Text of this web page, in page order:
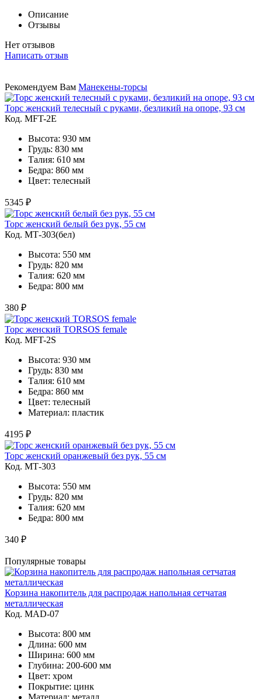
Описание
Отзывы
Нет отзывов
Написать отзыв
Рекомендуем Вам Манекены-торсы
Торс женский телесный с руками, безликий на опоре, 93 см
Код. MFT-2E
Высота: 930 мм
Грудь: 830 мм
Талия: 610 мм
Бедра: 860 мм
Цвет: телесный
5345 ₽
Торс женский белый без рук, 55 см
Код. MТ-303(бел)
Высота: 550 мм
Грудь: 820 мм
Талия: 620 мм
Бедра: 800 мм
380 ₽
Торс женский TORSOS female
Код. MFT-2S
Высота: 930 мм
Грудь: 830 мм
Талия: 610 мм
Бедра: 860 мм
Цвет: телесный
Материал: пластик
4195 ₽
Торс женский оранжевый без рук, 55 см
Код. MТ-303
Высота: 550 мм
Грудь: 820 мм
Талия: 620 мм
Бедра: 800 мм
340 ₽
Популярные товары
Корзина накопитель для распродаж напольная сетчатая
металлическая
Код. MAD-07
Высота: 800 мм
Длина: 600 мм
Ширина: 600 мм
Глубина: 200-600 мм
Цвет: хром
Покрытие: цинк
Материал: металл